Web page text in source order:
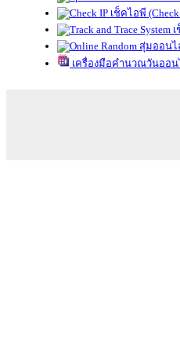
เช็คไอพี (Check
สุ่มออนไ
เครื่องมือคำนวณวันออ